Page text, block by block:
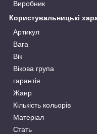
Виробник
Користувальницькі
Артикул
Вага
Вік
Вікова група
гарантія
Жанр
Кількість кольорів
Матеріал
Стать